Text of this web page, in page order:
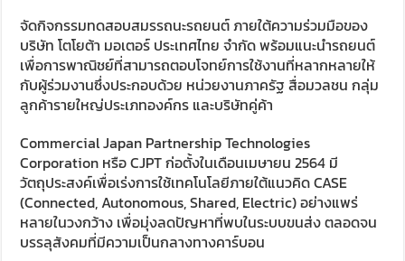
จัดกิจกรรมทดสอบสมรรถนะรถยนต์ ภายใต้ความร่วมมือของ
บริษัท โตโยต้า มอเตอร์ ประเทศไทย จำกัด พร้อมแนะนำรถยนต์
เพื่อการพาณิชย์ที่สามารถตอบโจทย์การใช้งานที่หลากหลายให้
กับผู้ร่วมงานซึ่งประกอบด้วย หน่วยงานภาครัฐ สื่อมวลชน กลุ่ม
ลูกค้ารายใหญ่ประเภทองค์กร และบริษัทคู่ค้า
Commercial Japan Partnership Technologies
Corporation หรือ CJPT ก่อตั้งในเดือนเมษายน 2564 มี
วัตถุประสงค์เพื่อเร่งการใช้เทคโนโลยีภายใต้แนวคิด CASE
(Connected, Autonomous, Shared, Electric) อย่างแพร่
หลายในวงกว้าง เพื่อมุ่งลดปัญหาที่พบในระบบขนส่ง ตลอดจน
บรรลุสังคมที่มีความเป็นกลางทางคาร์บอน